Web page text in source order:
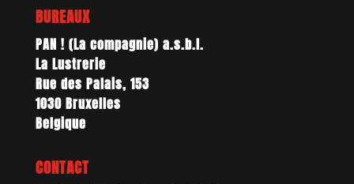
BUREAUX
PAN ! (La compagnie) a.s.b.l.
La Lustrerie
Rue des Palais, 153
1030 Bruxelles
Belgique
CONTACT